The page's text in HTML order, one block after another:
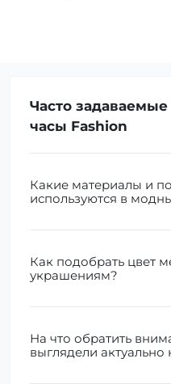
Часто
часы Fashion
Какие материалы и
используются в
Как подобрать цвет
украшениям?
На что обратить
выглядели актуально